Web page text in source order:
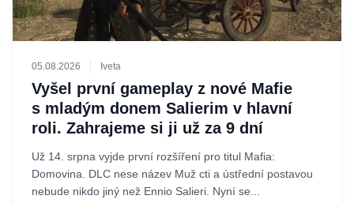
05.08.2026 Iveta
Vyšel první gameplay z nové Mafie
s mladým donem Salierim v hlavní
roli. Zahrajeme si ji už za 9 dní
Už 14. srpna vyjde první rozšíření pro titul Mafia:
Domovina. DLC nese název Muž cti a ústřední postavou
nebude nikdo jiný než Ennio Salieri. Nyní se...